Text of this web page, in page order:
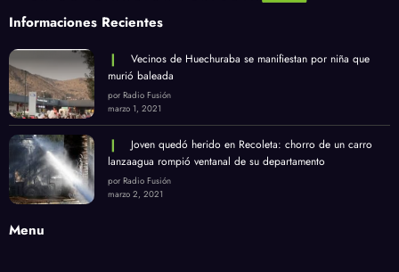
Informaciones Recientes
Vecinos de Huechuraba se manifiestan por niña que
murió baleada
por Radio Fusión
marzo 1, 2021
Joven quedó herido en Recoleta: chorro de un carro
lanzaagua rompió ventanal de su departamento
por Radio Fusión
marzo 2, 2021
Menu